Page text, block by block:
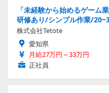
「未経験から始めるゲーム
研修あり/シンプル作業/
株式会社Tetote
愛知県
月給27万円～33万円
正社員